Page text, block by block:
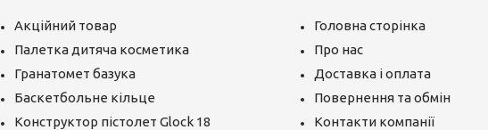
Акційний товар
Палетка дитяча косметика
Гранатомет базука
Баскетбольне кільце
Конструктор пістолет Glock 18
Головна сторінка
Про нас
Доставка і оплата
Повернення та обмін
Контакти компанії